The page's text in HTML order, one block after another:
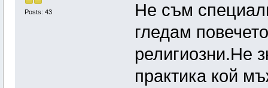
Posts: 43
Не съм
гледам
религиозни.Не
практика кой